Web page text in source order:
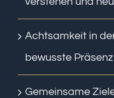
Achtsamkeit in
bewusste
Gemeinsame